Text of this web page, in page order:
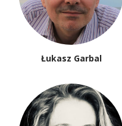
Łukasz Garbal